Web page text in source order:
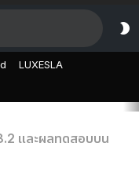
LUXESLA
และผลทดสอบบน